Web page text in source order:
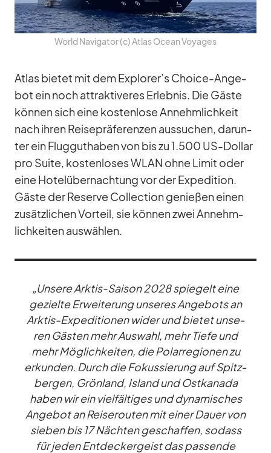
World Na­vi­ga­tor (c) At­las Ocean Voy­a­ges
At­las bie­tet mit dem Explorer’s Choice-An­ge­
bot ein noch at­trak­ti­ve­res Er­leb­nis. Die Gäste
kön­nen sich eine kos­ten­lose An­nehm­lich­keit
nach ih­ren Rei­se­prä­fe­ren­zen aus­su­chen, dar­un­
ter ein Flug­gut­ha­ben von bis zu 1.500 US-Dol­lar
pro Suite, kos­ten­lo­ses WLAN ohne Li­mit oder
eine Ho­tel­über­nach­tung vor der Ex­pe­di­tion.
Gäste der Re­serve Coll­ec­tion ge­nie­ßen ei­nen
zu­sätz­li­chen Vor­teil, sie kön­nen zwei An­nehm­
lich­kei­ten aus­wäh­len.
„Un­sere Ark­tis-Sai­son 2028 spie­gelt eine
ge­zielte Er­wei­te­rung un­se­res An­ge­bots an
Ark­tis-Ex­pe­di­tio­nen wi­der und bie­tet un­se­
ren Gäs­ten mehr Aus­wahl, mehr Tiefe und
mehr Mög­lich­kei­ten, die Po­lar­re­gio­nen zu
er­kun­den. Durch die Fo­kus­sie­rung auf Spitz­
ber­gen, Grön­land, Is­land und Ost­ka­nada
ha­ben wir ein viel­fäl­ti­ges und dy­na­mi­sches
An­ge­bot an Rei­se­rou­ten mit ei­ner Dauer von
sie­ben bis 17 Näch­ten ge­schaf­fen, so­dass
für je­den Ent­de­cker­geist das pas­sende